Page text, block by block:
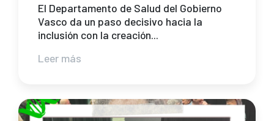
El Departamento de Salud del Gobierno
Vasco da un paso decisivo hacia la
inclusión con la creación...
Leer más